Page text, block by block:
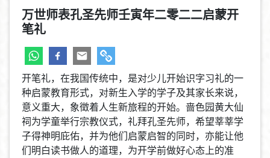
万世师表孔圣先师壬寅年二零二二启蒙开
笔礼
开笔礼，在我国传统中，是对少儿开始识字习礼的一
种启蒙教育形式，对新生入学的学子及其家长来说，
意义重大，象徵着人生新旅程的开始。啬色园黄大仙
祠为学童举行宗教仪式，礼拜孔圣先师，希望莘莘学
子得神明庇佑，并为他们启蒙启智的同时，亦能让他
们明白读书做人的道理，为开学前做好心态上的准